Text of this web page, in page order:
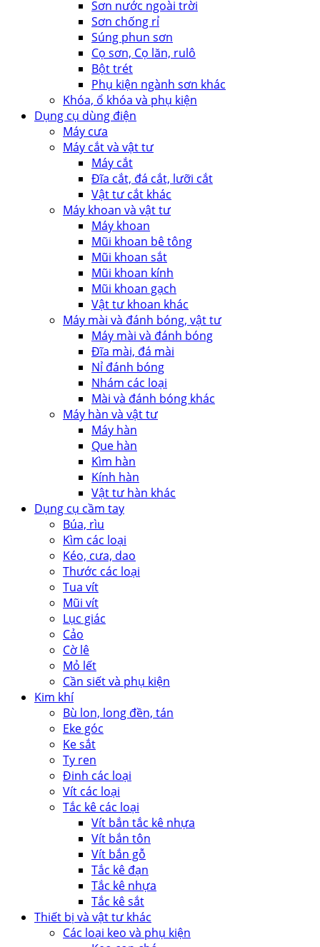
Sơn nước ngoài trời
Sơn chống rỉ
Súng phun sơn
Cọ sơn, Cọ lăn, rulô
Bột trét
Phụ kiện ngành sơn khác
Khóa, ổ khóa và phụ kiện
Dụng cụ dùng điện
Máy cưa
Máy cắt và vật tư
Máy cắt
Đĩa cắt, đá cắt, lưỡi cắt
Vật tư cắt khác
Máy khoan và vật tư
Máy khoan
Mũi khoan bê tông
Mũi khoan sắt
Mũi khoan kính
Mũi khoan gạch
Vật tư khoan khác
Máy mài và đánh bóng, vật tư
Máy mài và đánh bóng
Đĩa mài, đá mài
Nỉ đánh bóng
Nhám các loại
Mài và đánh bóng khác
Máy hàn và vật tư
Máy hàn
Que hàn
Kìm hàn
Kính hàn
Vật tư hàn khác
Dụng cụ cầm tay
Búa, rìu
Kìm các loại
Kéo, cưa, dao
Thước các loại
Tua vít
Mũi vít
Lục giác
Cảo
Cờ lê
Mỏ lết
Cần siết và phụ kiện
Kim khí
Bù lon, long đền, tán
Eke góc
Ke sắt
Ty ren
Đinh các loại
Vít các loại
Tắc kê các loại
Vít bắn tắc kê nhựa
Vít bắn tôn
Vít bắn gỗ
Tắc kê đạn
Tắc kê nhựa
Tắc kê sắt
Thiết bị và vật tư khác
Các loại keo và phụ kiện